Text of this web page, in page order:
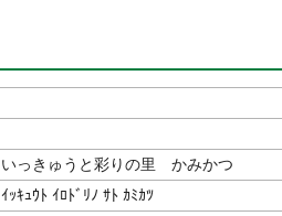
いっきゅうと彩りの里 かみかつ
ｲｯｷｭｳﾄ ｲﾛﾄﾞﾘﾉ ｻﾄ ｶﾐｶﾂ